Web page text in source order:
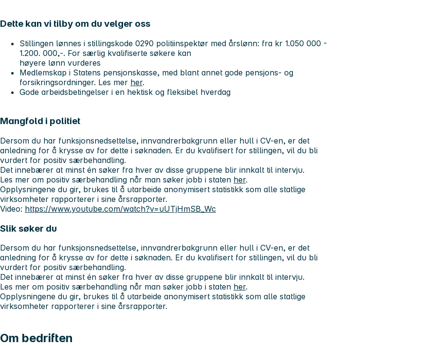
Dette kan vi tilby om du velger oss
Stillingen lønnes i stillingskode 0290 politiinspektør med årslønn: fra kr 1.050 000 -
1.200. 000,-. For særlig kvalifiserte søkere kan
høyere lønn vurderes
Medlemskap i Statens pensjonskasse, med blant annet gode pensjons- og
forsikringsordninger. Les mer her.
Gode arbeidsbetingelser i en hektisk og fleksibel hverdag
Mangfold i politiet
Dersom du har funksjonsnedsettelse, innvandrerbakgrunn eller hull i CV-en, er det
anledning for å krysse av for dette i søknaden. Er du kvalifisert for stillingen, vil du bli
vurdert for positiv særbehandling.
Det innebærer at minst én søker fra hver av disse gruppene blir innkalt til intervju.
Les mer om positiv særbehandling når man søker jobb i staten her.
Opplysningene du gir, brukes til å utarbeide anonymisert statistikk som alle statlige
virksomheter rapporterer i sine årsrapporter.
Video: https://www.youtube.com/watch?v=uUTjHmSB_Wc
Slik søker du
Dersom du har funksjonsnedsettelse, innvandrerbakgrunn eller hull i CV-en, er det
anledning for å krysse av for dette i søknaden. Er du kvalifisert for stillingen, vil du bli
vurdert for positiv særbehandling.
Det innebærer at minst én søker fra hver av disse gruppene blir innkalt til intervju.
Les mer om positiv særbehandling når man søker jobb i staten her.
Opplysningene du gir, brukes til å utarbeide anonymisert statistikk som alle statlige
virksomheter rapporterer i sine årsrapporter.
Om bedriften